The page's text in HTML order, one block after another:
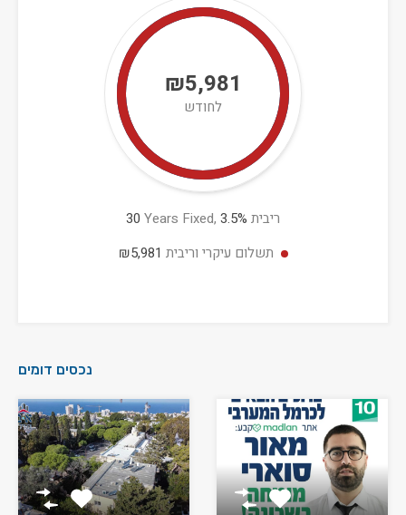
₪5,981
לחודש
30 Years Fixed, 3.5% ריבית
תשלום עיקרי וריבית ₪5,981
נכסים דומים